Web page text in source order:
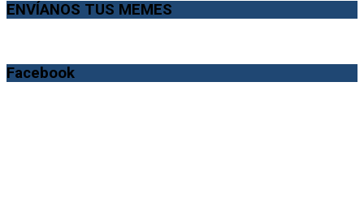
ENVÍANOS TUS MEMES
Facebook